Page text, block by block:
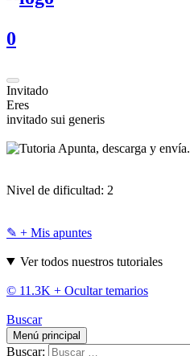
0
Invitado
Eres
invitado sui generis
Apunta, descarga y envía.
Nivel de dificultad: 2
✎ + Mis apuntes
Ver todos nuestros tutoriales
© 11.3K + Ocultar temarios
Buscar
Menú principal
Buscar: